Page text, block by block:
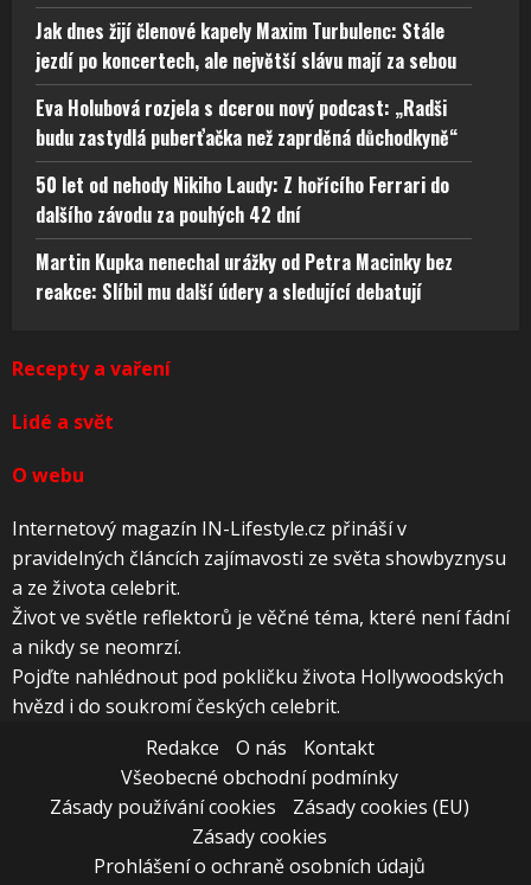
Jak dnes žijí členové kapely Maxim Turbulenc: Stále
jezdí po koncertech, ale největší slávu mají za sebou
Eva Holubová rozjela s dcerou nový podcast: „Radši
budu zastydlá puberťačka než zaprděná důchodkyně“
50 let od nehody Nikiho Laudy: Z hořícího Ferrari do
dalšího závodu za pouhých 42 dní
Martin Kupka nenechal urážky od Petra Macinky bez
reakce: Slíbil mu další údery a sledující debatují
Recepty a vaření
Lidé a svět
O webu
Internetový magazín IN-Lifestyle.cz přináší v
pravidelných článcích zajímavosti ze světa showbyznysu
a ze života celebrit.
Život ve světle reflektorů je věčné téma, které není fádní
a nikdy se neomrzí.
Pojďte nahlédnout pod pokličku života Hollywoodských
hvězd i do soukromí českých celebrit.
Redakce
O nás
Kontakt
Všeobecné obchodní podmínky
Zásady používání cookies
Zásady cookies (EU)
Zásady cookies
Prohlášení o ochraně osobních údajů